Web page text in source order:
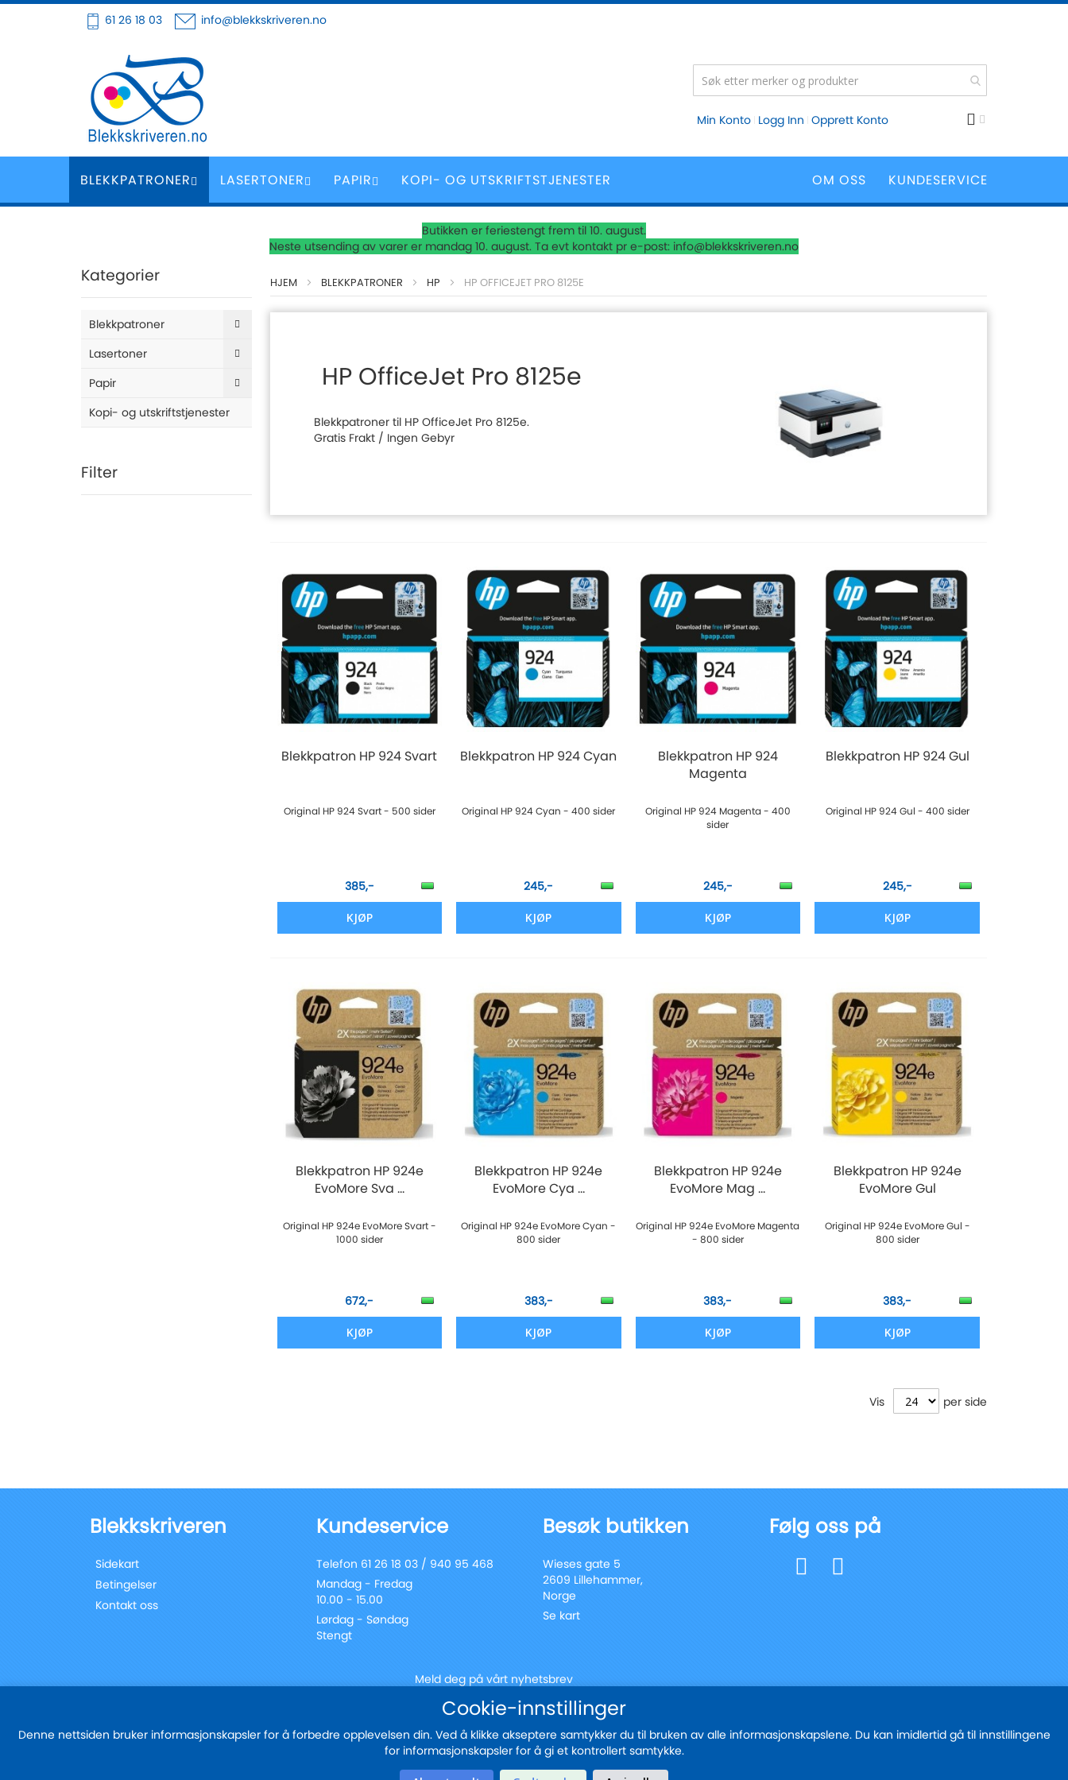
Hoppe
innhold
61 26 18 03 info@blekkskriveren.no
Min Konto Logg Inn Opprett Konto
BLEKKPATRONER LASERTONER PAPIR KOPI- OG UTSKRIFTSTJENESTER KUNDESERVICE
OM OSS
Butikken er feriestengt frem til 10. august.
Neste utsending av varer er mandag 10. august. Ta evt kontakt pr e-post: info@blekkskriveren.no
HJEM BLEKKPATRONER HP HP OFFICEJET PRO 8125E
HP OfficeJet Pro 8125e
Blekkpatroner til HP OfficeJet Pro 8125e.
Gratis Frakt / Ingen Gebyr
Blekkpatron HP 924 Svart
Original HP 924 Svart - 500 sider
385,-
KJØP
Blekkpatron HP 924 Cyan
Original HP 924 Cyan - 400 sider
245,-
KJØP
Blekkpatron HP 924
Magenta
Original HP 924 Magenta - 400
sider
245,-
KJØP
Blekkpatron HP 924 Gul
Original HP 924 Gul - 400 sider
245,-
KJØP
Blekkpatron HP 924e
EvoMore Sva ...
Original HP 924e EvoMore Svart -
1000 sider
672,-
KJØP
Blekkpatron HP 924e
EvoMore Cya ...
Original HP 924e EvoMore Cyan -
800 sider
383,-
KJØP
Blekkpatron HP 924e
EvoMore Mag ...
Original HP 924e EvoMore Magenta
- 800 sider
383,-
KJØP
Blekkpatron HP 924e
EvoMore Gul
Original HP 924e EvoMore Gul -
800 sider
383,-
KJØP
Vis per side
Kategorier
Blekkpatroner
Lasertoner
Papir
Kopi- og utskriftstjenester
Filter
Blekkskriveren
Sidekart
Betingelser
Kontakt oss
Kundeservice
Telefon 61 26 18 03 / 940 95 468
Mandag - Fredag
10.00 - 15.00
Lørdag - Søndag
Stengt
Besøk butikken
Wieses gate 5
2609 Lillehammer,
Norge
Se kart
Følg oss på
Meld deg på vårt nyhetsbrev
Registrer
for
vårt
nyhetsbrev:
Send
Sikker betaling med
Cookie-innstillinger
Denne nettsiden bruker informasjonskapsler for å forbedre opplevelsen din. Ved å klikke akseptere samtykker du til bruken av alle informasjonskapslene. Du kan imidlertid gå til innstillingene
for informasjonskapsler for å gi et kontrollert samtykke.